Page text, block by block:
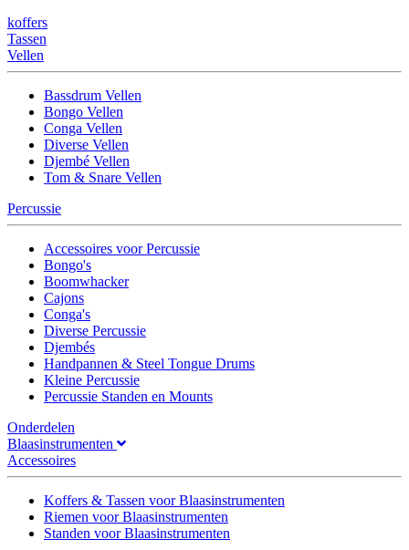
koffers
Tassen
Vellen
Bassdrum Vellen
Bongo Vellen
Conga Vellen
Diverse Vellen
Djembé Vellen
Tom & Snare Vellen
Percussie
Accessoires voor Percussie
Bongo's
Boomwhacker
Cajons
Conga's
Diverse Percussie
Djembés
Handpannen & Steel Tongue Drums
Kleine Percussie
Percussie Standen en Mounts
Onderdelen
Blaasinstrumenten
Accessoires
Koffers & Tassen voor Blaasinstrumenten
Riemen voor Blaasinstrumenten
Standen voor Blaasinstrumenten